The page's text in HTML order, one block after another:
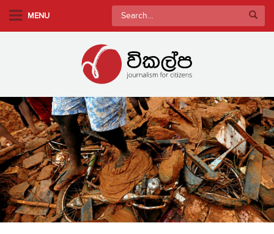
m
a
i
n
c
o
n
e
MENU
Search
for: